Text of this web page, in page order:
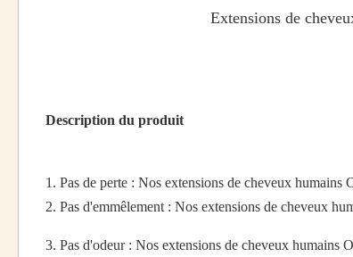
Extensions de
Description du produit
1. Pas de perte : Nos extensions de cheveux humains
2. Pas d'emmêlement : Nos extensions de cheveux
3. Pas d'odeur : Nos extensions de cheveux humains